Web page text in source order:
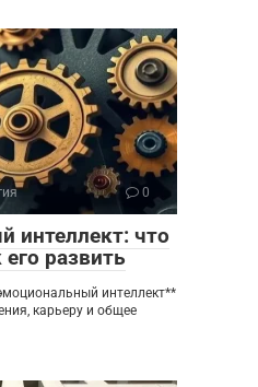
0
интеллект: что
его развить
интеллект**
карьеру и общее